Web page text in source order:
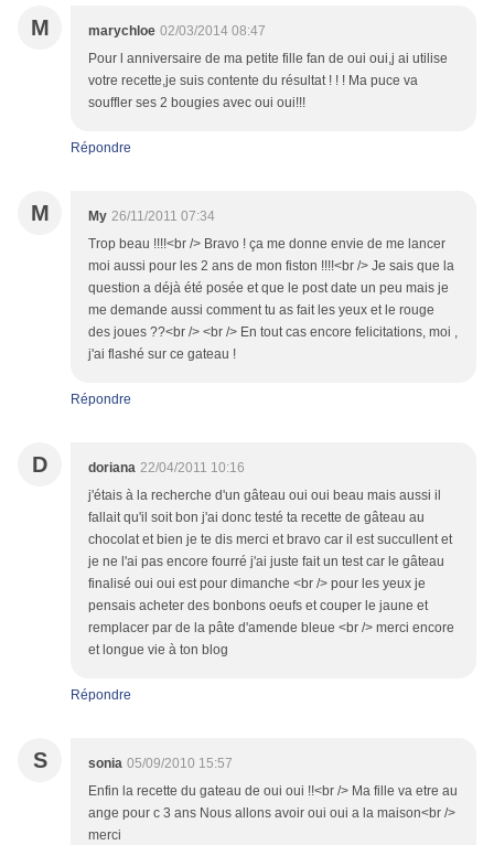
M marychloe 02/03/2014 08:47
Pour l anniversaire de ma petite fille fan de oui oui,j ai utilise
votre recette,je suis contente du résultat ! ! ! Ma puce va
souffler ses 2 bougies avec oui oui!!!
Répondre
M My 26/11/2011 07:34
Trop beau !!!!<br /> Bravo ! ça me donne envie de me lancer
moi aussi pour les 2 ans de mon fiston !!!!<br /> Je sais que la
question a déjà été posée et que le post date un peu mais je
me demande aussi comment tu as fait les yeux et le rouge
des joues ??<br /> <br /> En tout cas encore felicitations, moi ,
j'ai flashé sur ce gateau !
Répondre
D doriana 22/04/2011 10:16
j'étais à la recherche d'un gâteau oui oui beau mais aussi il
fallait qu'il soit bon j'ai donc testé ta recette de gâteau au
chocolat et bien je te dis merci et bravo car il est succullent et
je ne l'ai pas encore fourré j'ai juste fait un test car le gâteau
finalisé oui oui est pour dimanche <br /> pour les yeux je
pensais acheter des bonbons oeufs et couper le jaune et
remplacer par de la pâte d'amende bleue <br /> merci encore
et longue vie à ton blog
Répondre
S sonia 05/09/2010 15:57
Enfin la recette du gateau de oui oui !!<br /> Ma fille va etre au
ange pour c 3 ans Nous allons avoir oui oui a la maison<br />
merci